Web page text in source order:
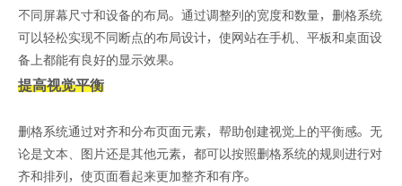
不同屏幕尺寸和设备的布局。通过调整列的宽度和数量，删格系统
可以轻松实现不同断点的布局设计，使网站在手机、平板和桌面设
备上都能有良好的显示效果。
提高视觉平衡
删格系统通过对齐和分布页面元素，帮助创建视觉上的平衡感。无
论是文本、图片还是其他元素，都可以按照删格系统的规则进行对
齐和排列，使页面看起来更加整齐和有序。